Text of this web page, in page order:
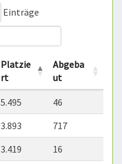
Einträge
Platzie
rt
Abgeba
ut
5.495
46
3.893
717
3.419
16